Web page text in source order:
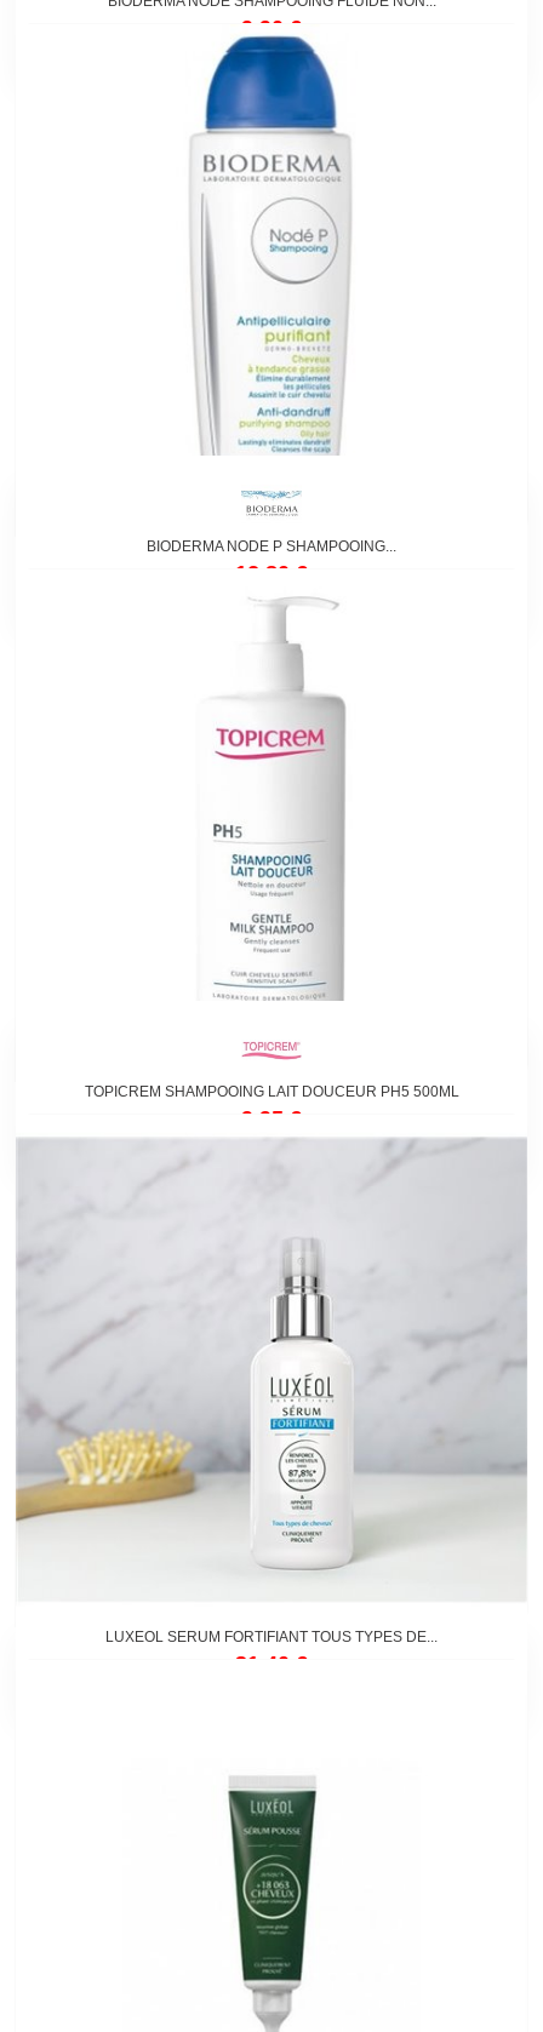
9,90 €
BIODERMA NODE P SHAMPOOING...
12,80 €
TOPICREM SHAMPOOING LAIT DOUCEUR PH5 500ML
9,95 €
LUXEOL SERUM FORTIFIANT TOUS TYPES DE...
31,40 €